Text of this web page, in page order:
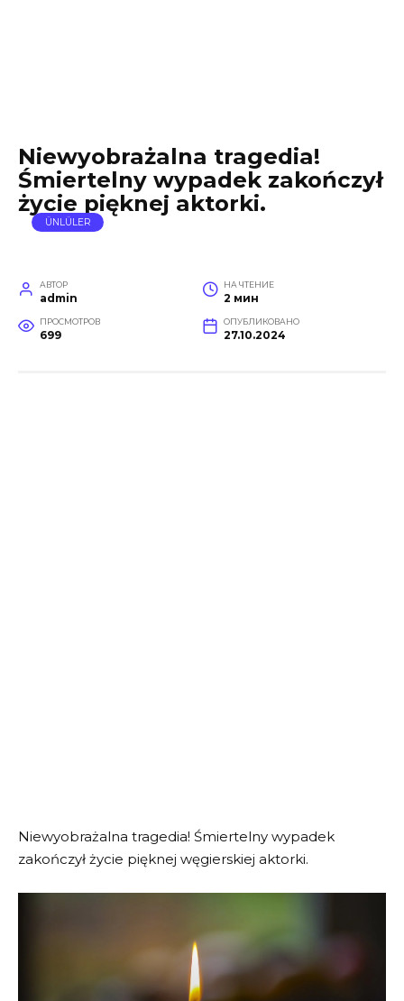
Niewyobrażalna tragedia!
Śmiertelny wypadek zakończył
życie pięknej aktorki.
ÜNLÜLER
АВТОР
admin
НА ЧТЕНИЕ
2 мин
ПРОСМОТРОВ
699
ОПУБЛИКОВАНО
27.10.2024
Niewyobrażalna tragedia! Śmiertelny wypadek
zakończył życie pięknej węgierskiej aktorki.